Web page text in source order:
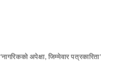
‘नागरिकको अपेक्षा, जिम्मेवार पत्रकारिता’